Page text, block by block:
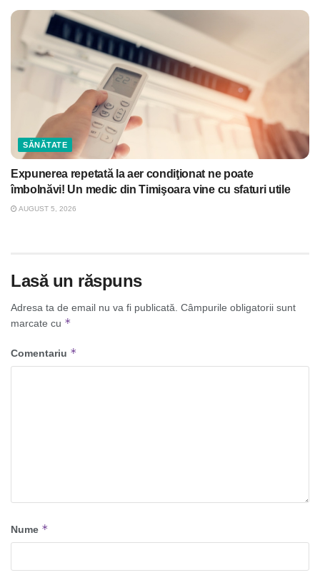
SĂNĂTATE
Expunerea repetată la aer condiţionat ne poate
îmbolnăvi! Un medic din Timişoara vine cu sfaturi utile
AUGUST 5, 2026
Lasă un răspuns
Adresa ta de email nu va fi publicată. Câmpurile obligatorii sunt
marcate cu *
Comentariu *
Nume *